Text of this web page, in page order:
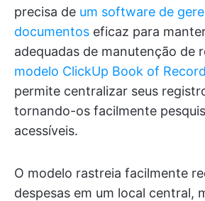
precisa de um software de
documentos eficaz para
adequadas de manutenção de
modelo ClickUp Book of
permite centralizar seus
tornando-os facilmente
acessíveis.
O modelo rastreia facilmente
despesas em um local central,